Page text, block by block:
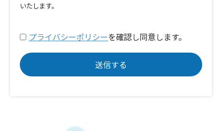
いたします。
プライバシーポリシーを確認し同意します。